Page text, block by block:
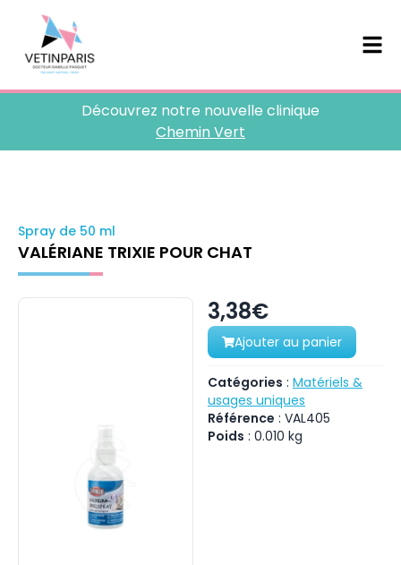
Découvrez notre nouvelle clinique
Chemin Vert
Spray de 50 ml
VALÉRIANE TRIXIE POUR CHAT
3,38€
Ajouter au panier
Catégories : Matériels &
usages uniques
Référence : VAL405
Poids : 0.010 kg